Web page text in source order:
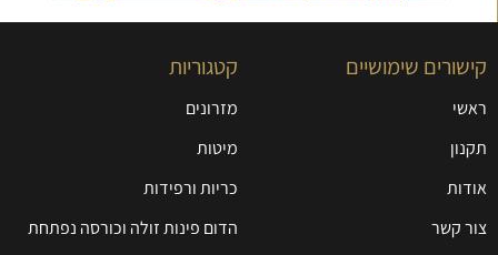
קישורים שימושיים
ראשי
תקנון
אודות
צור קשר
קטגוריות
מזרונים
מיטות
כריות ורפידות
הדום פינות זולה וכורסה נפתחת